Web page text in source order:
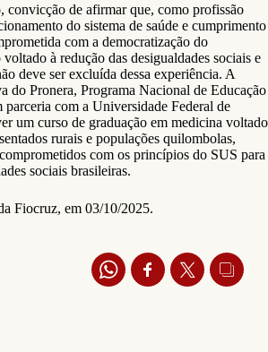
convicção de afirmar que, como profissão
do sistema de saúde e cumprimento
com a democratização do
à redução das desigualdades sociais e
deve ser excluída dessa experiência. A
do Pronera, Programa Nacional de Educação
com a Universidade Federal de
um curso de graduação em medicina voltado
rurais e populações quilombolas,
com os princípios do SUS para
sociais brasileiras.
Fiocruz, em 03/10/2025.